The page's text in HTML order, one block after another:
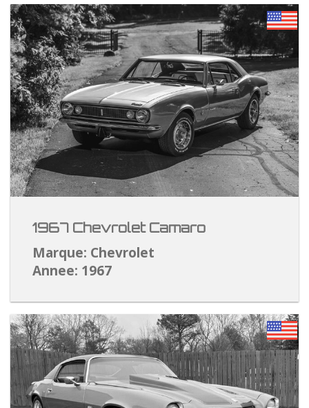
1967 Chevrolet Camaro
Marque: Chevrolet
Annee: 1967